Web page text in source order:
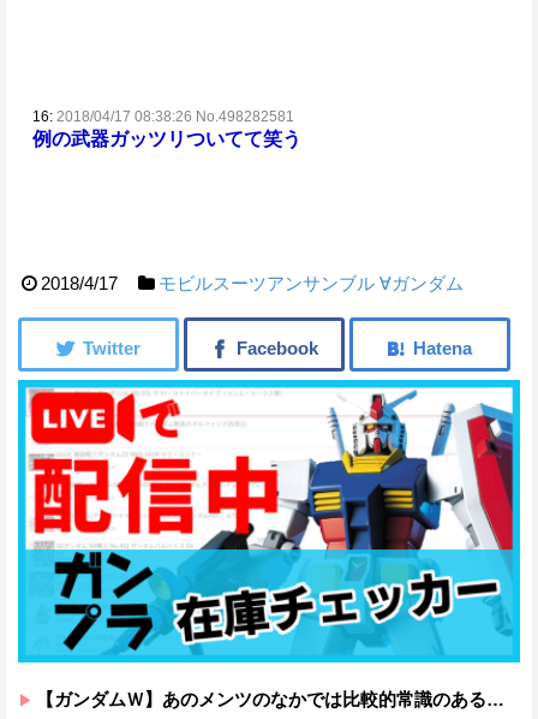
16: 2018/04/17 08:38:26 No.498282581
例の武器ガッツリついてて笑う
2018/4/17 モビルスーツアンサンブル ∀ガンダム
【ガンダムＷ】あのメンツのなかでは比較的常識のあるほうなのがデュオだよね